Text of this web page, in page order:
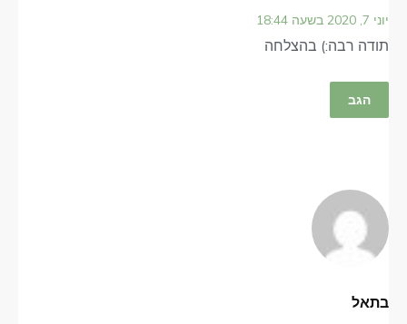
יוני 7, 2020 בשעה 18:44
תודה רבה:) בהצלחה
הגב
בתאל